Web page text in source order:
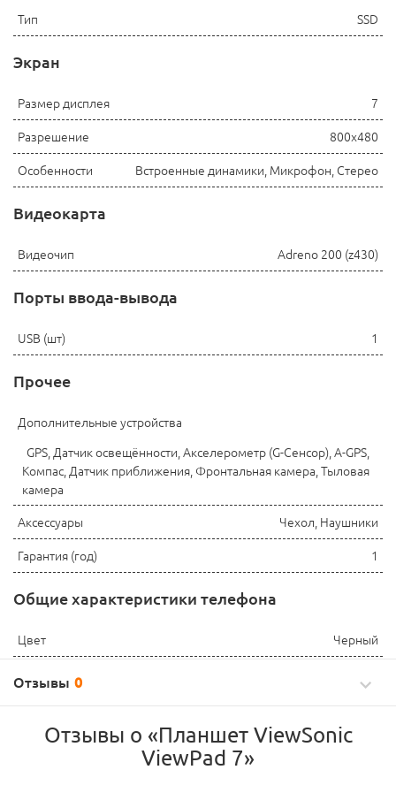
Тип SSD
Экран
Размер дисплея 7
Разрешение 800x480
Особенности Встроенные динамики, Микрофон, Стерео
Видеокарта
Видеочип Adreno 200 (z430)
Порты ввода-вывода
USB (шт) 1
Прочее
Дополнительные устройства
GPS, Датчик освещённости, Акселерометр (G-Сенсор), A-GPS,
Компас, Датчик приближения, Фронтальная камера, Тыловая
камера
Аксессуары Чехол, Наушники
Гарантия (год) 1
Общие характеристики телефона
Цвет Черный
Отзывы 0
Отзывы о «Планшет ViewSonic
ViewPad 7»